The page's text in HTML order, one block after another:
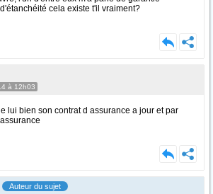
cela existe t'il vraiment?
à 12h03
lui bien son contrat d assurance a jour et par
Auteur du sujet